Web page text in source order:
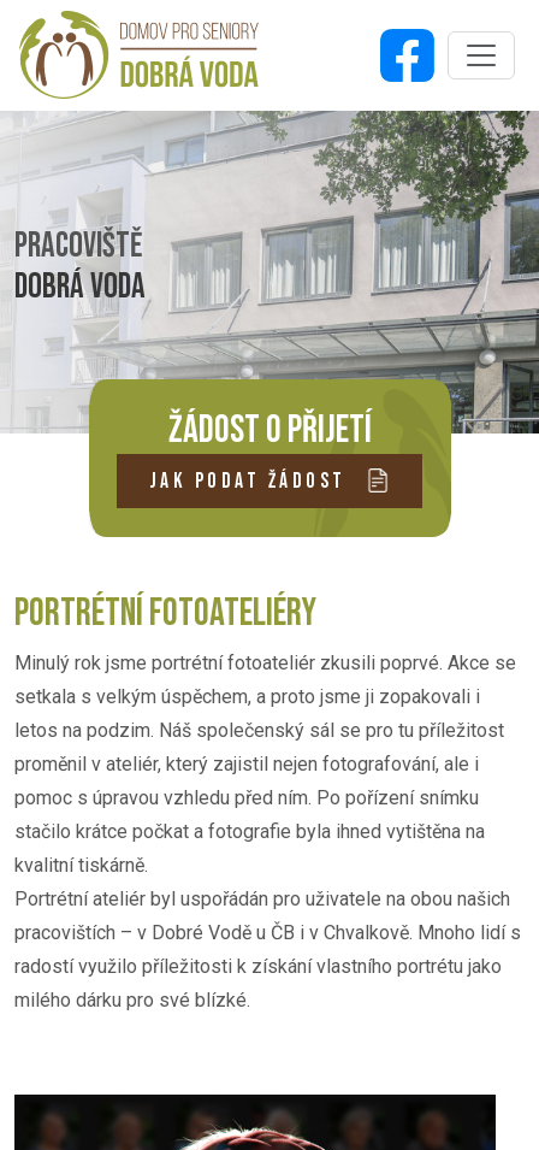
PRACOVIŠTĚ
DOBRÁ VODA
ŽÁDOST O PŘIJETÍ
JAK PODAT ŽÁDOST
PORTRÉTNÍ FOTOATELIÉRY
Minulý rok jsme portrétní fotoateliér zkusili poprvé. Akce se
setkala s velkým úspěchem, a proto jsme ji zopakovali i
letos na podzim. Náš společenský sál se pro tu příležitost
proměnil v ateliér, který zajistil nejen fotografování, ale i
pomoc s úpravou vzhledu před ním. Po pořízení snímku
stačilo krátce počkat a fotografie byla ihned vytištěna na
kvalitní tiskárně.
Portrétní ateliér byl uspořádán pro uživatele na obou našich
pracovištích – v Dobré Vodě u ČB i v Chvalkově. Mnoho lidí s
radostí využilo příležitosti k získání vlastního portrétu jako
milého dárku pro své blízké.